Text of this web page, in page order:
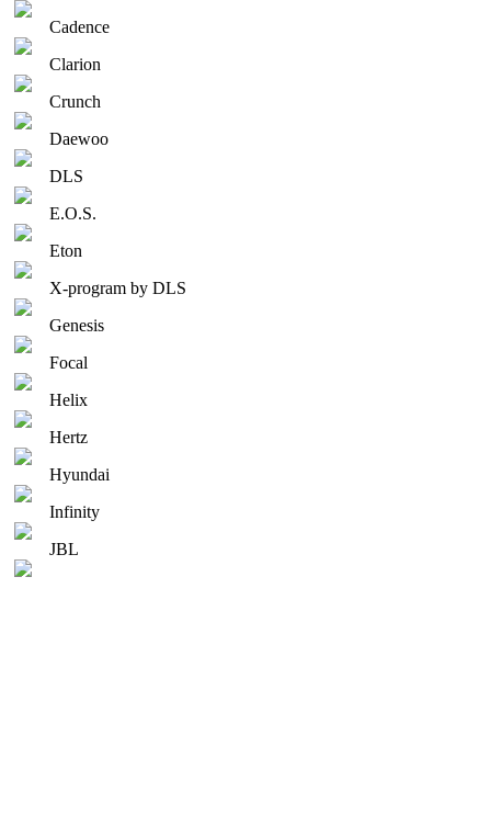
Cadence
Clarion
Crunch
Daewoo
DLS
E.O.S.
Eton
X-program by DLS
Genesis
Focal
Helix
Hertz
Hyundai
Infinity
JBL